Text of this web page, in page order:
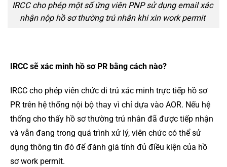
IRCC cho phép một số ứng viên PNP sử dụng email xác
nhận nộp hồ sơ thường trú nhân khi xin work permit
IRCC sẽ xác minh hồ sơ PR bằng cách nào?
IRCC cho phép viên chức di trú xác minh trực tiếp hồ sơ
PR trên hệ thống nội bộ thay vì chỉ dựa vào AOR. Nếu hệ
thống cho thấy hồ sơ thường trú nhân đã được tiếp nhận
và vẫn đang trong quá trình xử lý, viên chức có thể sử
dụng thông tin đó để đánh giá tính đủ điều kiện của hồ
sơ work permit.